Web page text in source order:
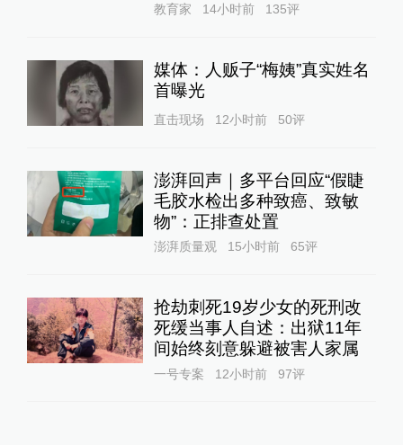
教育家 14小时前 135评
媒体：人贩子“梅姨”真实姓名
首曝光
直击现场 12小时前 50评
澎湃回声｜多平台回应“假睫
毛胶水检出多种致癌、致敏
物”：正排查处置
澎湃质量观 15小时前 65评
抢劫刺死19岁少女的死刑改
死缓当事人自述：出狱11年
间始终刻意躲避被害人家属
一号专案 12小时前 97评